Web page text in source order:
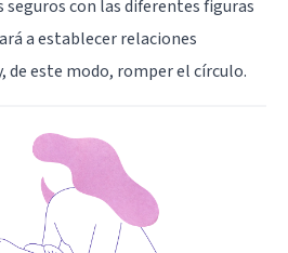
seguros con las diferentes figuras
a establecer relaciones
de este modo, romper el círculo.